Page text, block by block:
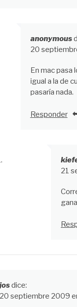
anonymous
20
En mac pasa
igual a la de
pasaría nada.
Responder
21
josdice:
20 septiembre 2009